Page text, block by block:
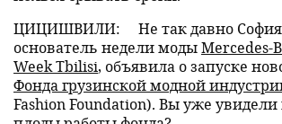
ЦИЦИШВИЛИ:
Не так давно
основатель недели модыMercedes-
Week Tbilisi, объявила о запуске
Фонда грузинской модной
Fashion Foundation). Вы уже увидели